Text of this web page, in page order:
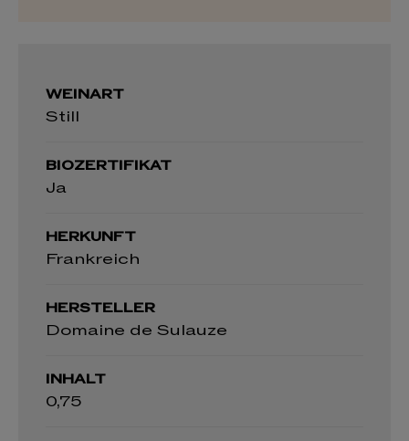
WEINART
Still
BIOZERTIFIKAT
Ja
HERKUNFT
Frankreich
HERSTELLER
Domaine de Sulauze
INHALT
0,75